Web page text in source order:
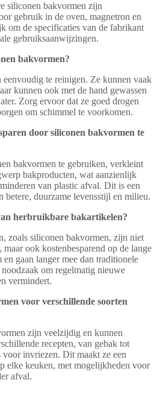
siliconen bakvormen zijn
gebruik in de oven, magnetron en
om de specificaties van de fabrikant
gebruiksaanwijzingen.
bakvormen?
te reinigen. Ze kunnen vaak
kunnen ook met de hand gewassen
Zorg ervoor dat ze goed drogen
om schimmel te voorkomen.
door siliconen bakvormen te
bakvormen te gebruiken, verkleint
bakproducten, wat aanzienlijk
van plastic afval. Dit is een
betere, duurzame levensstijl en milieu.
herbruikbare bakartikelen?
zoals siliconen bakvormen, zijn niet
ook kostenbesparend op de lange
gaan langer mee dan traditionele
om regelmatig nieuwe
vermindert.
voor verschillende soorten
zijn veelzijdig en kunnen
recepten, van gebak tot
voor invriezen. Dit maakt ze een
elke keuken, met mogelijkheden voor
afval.